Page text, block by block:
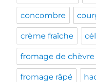
concombre
crème fraîche
fromage de chèvre
fromage râpé